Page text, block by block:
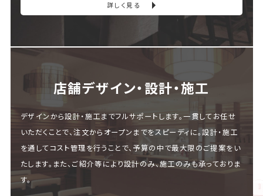
詳しく見る
店舗デザイン・設計・施⼯
デザインから設計・施工までフルサポートします。一貫してお任せ
いただくことで、注文からオープンまでをスピーディに。設計・施工
を通してコスト管理を行うことで、予算の中で最大限のご提案をい
たします。また、ご紹介等により設計のみ、施工のみも承っておりま
す。